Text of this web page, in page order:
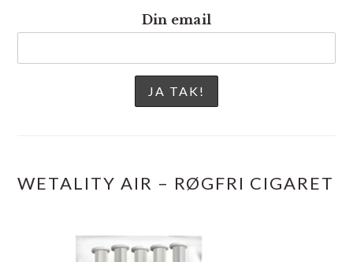
Din email
WETALITY AIR – RØGFRI CIGARET